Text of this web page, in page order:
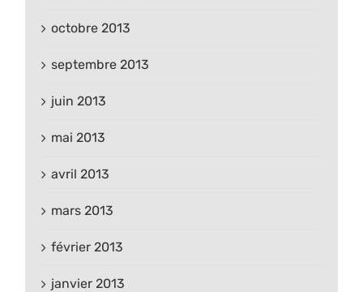
octobre 2013
septembre 2013
juin 2013
mai 2013
avril 2013
mars 2013
février 2013
janvier 2013